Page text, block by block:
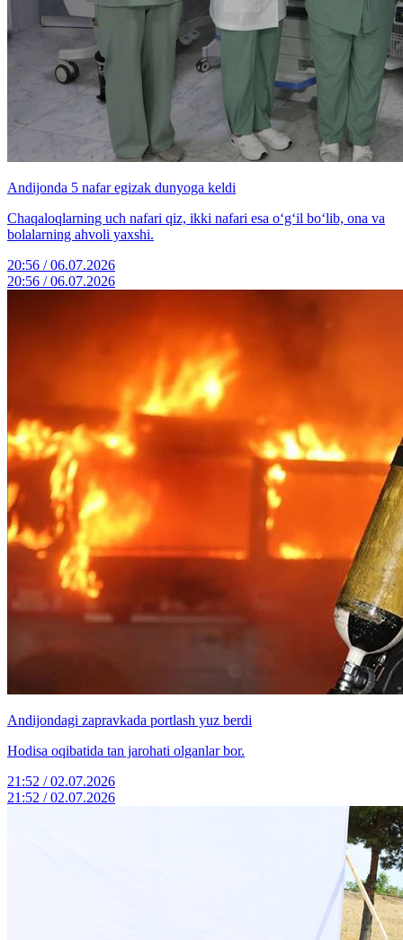
Andijonda 5 nafar egizak dunyoga keldi
Chaqaloqlarning uch nafari qiz, ikki nafari esa o‘g‘il bo‘lib, ona va
bolalarning ahvoli yaxshi.
20:56 / 06.07.2026
20:56 / 06.07.2026
Andijondagi zapravkada portlash yuz berdi
Hodisa oqibatida tan jarohati olganlar bor.
21:52 / 02.07.2026
21:52 / 02.07.2026